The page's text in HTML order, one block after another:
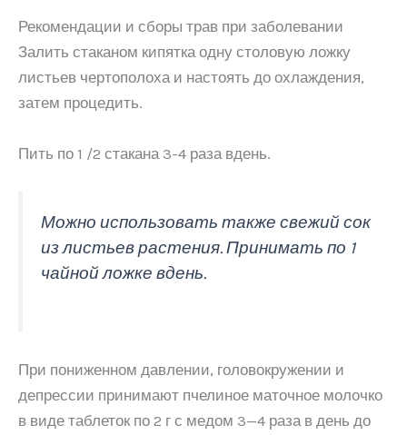
Рекомендации и сборы трав при заболевании
Залить стаканом кипятка одну столовую ложку
листьев чертополоха и настоять до охлаждения,
затем процедить.
Пить по 1 /2 стакана 3-4 раза вдень.
Можно использовать также свежий сок
из листьев растения. Принимать по 1
чайной ложке вдень.
При пониженном давлении, головокружении и
депрессии принимают пчелиное маточное молочко
в виде таблеток по 2 г с медом 3—4 раза в день до